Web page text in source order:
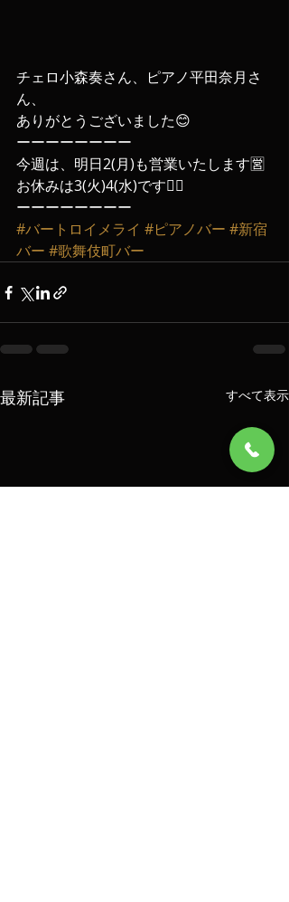
チェロ小森奏さん、ピアノ平田奈月さ
ん、
ありがとうございました😊
ーーーーーーーー
今週は、明日2(月)も営業いたします🈺
お休みは3(火)4(水)です🙇‍♀️
ーーーーーーーー
#バートロイメライ #ピアノバー #新宿
バー #歌舞伎町バー
最新記事 すべて表示